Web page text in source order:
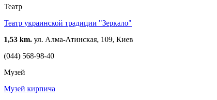
Театр
Театр украинской традиции "Зеркало"
1,53 km. ул. Алма-Атинская, 109, Киев
(044) 568-98-40
Музей
Музей кирпича